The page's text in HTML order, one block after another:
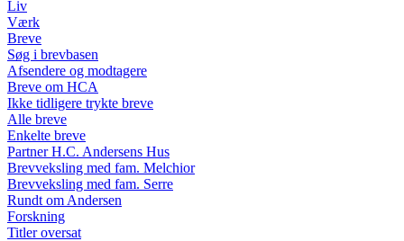
Liv
Værk
Breve
Søg i brevbasen
Afsendere og modtagere
Breve om HCA
Ikke tidligere trykte breve
Alle breve
Enkelte breve
Partner H.C. Andersens Hus
Brevveksling med fam. Melchior
Brevveksling med fam. Serre
Rundt om Andersen
Forskning
Titler oversat